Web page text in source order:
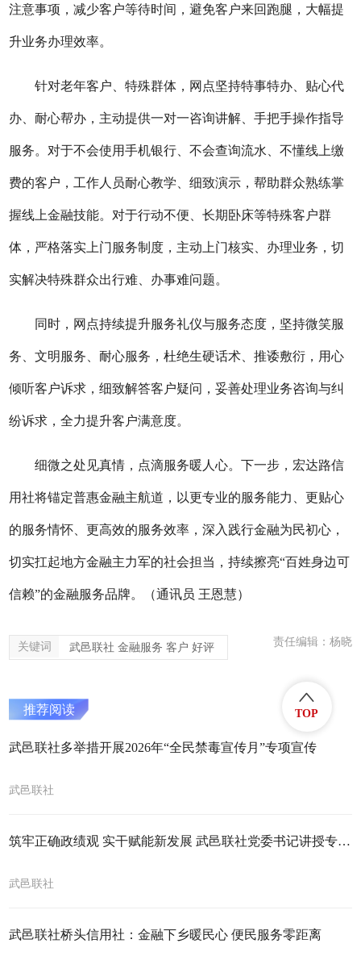
注意事项，减少客户等待时间，避免客户来回跑腿，大幅提
升业务办理效率。
针对老年客户、特殊群体，网点坚持特事特办、贴心代
办、耐心帮办，主动提供一对一咨询讲解、手把手操作指导
服务。对于不会使用手机银行、不会查询流水、不懂线上缴
费的客户，工作人员耐心教学、细致演示，帮助群众熟练掌
握线上金融技能。对于行动不便、长期 卧床等特殊客户群
体，严格落实上门服务制度，主动上门核实、办理业务，切
实解决特殊群众出行难、办事难问题。
同时，网点持续提升服务礼仪与服务态度，坚持微笑服
务、文明服务、耐心服务，杜绝生硬话术、推诿敷衍，用心
倾听客户诉求，细致解答客户疑问，妥善处理业务咨询与纠
纷诉求，全力提升客户满意度。
细微之处见真情，点滴服务暖人心。下一步，宏达路信
用社将锚定普惠金融主航道，以更专业的服务能力、更贴心
的服务情怀、更高效的服务效率，深入践行金融为民初心，
切实扛起地方金融主力军的社会担当，持续擦亮“百姓身边可
信赖”的金融服务品牌。 （通讯员 王恩慧）
关键词 武邑联社 金融服务 客户 好评 责任编辑：杨晓
推荐阅读
武邑联社多举措开展2026年“全民禁毒宣传月”专项宣传
武邑联社
筑牢正确政绩观 实干赋能新发展 武邑联社党委书记讲授专题党课
武邑联社
武邑联社桥头信用社：金融下乡暖民心 便民服务零距离
TOP